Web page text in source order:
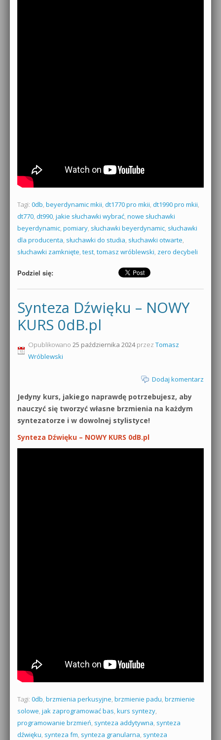
Tagi: 0db, beyerdynamic mkii, dt1770 pro mkii, dt1990 pro mkii,
dt770, dt990, jakie słuchawki wybrać, nowe słuchawki
beyerdynamic, pomiary, słuchawki beyerdynamic, słuchawki
dla producenta, słuchawki do studia, słuchawki otwarte,
słuchawki zamknięte, test, tomasz wróblewski, zero decybeli
Podziel się:
Synteza Dźwięku – NOWY
KURS 0dB.pl
Opublikowano 25 października 2024przez Tomasz
Wróblewski
Dodaj komentarz
Jedyny kurs, jakiego naprawdę potrzebujesz, aby
nauczyć się tworzyć własne brzmienia na każdym
syntezatorze i w dowolnej stylistyce!
Synteza Dźwięku – NOWY KURS 0dB.pl
Tagi: 0db, brzmienia perkusyjne, brzmienie padu, brzmienie
solowe, jak zaprogramować bas, kurs syntezy,
programowanie brzmień, synteza addytywna, synteza
dźwięku, synteza fm, synteza granularna, synteza